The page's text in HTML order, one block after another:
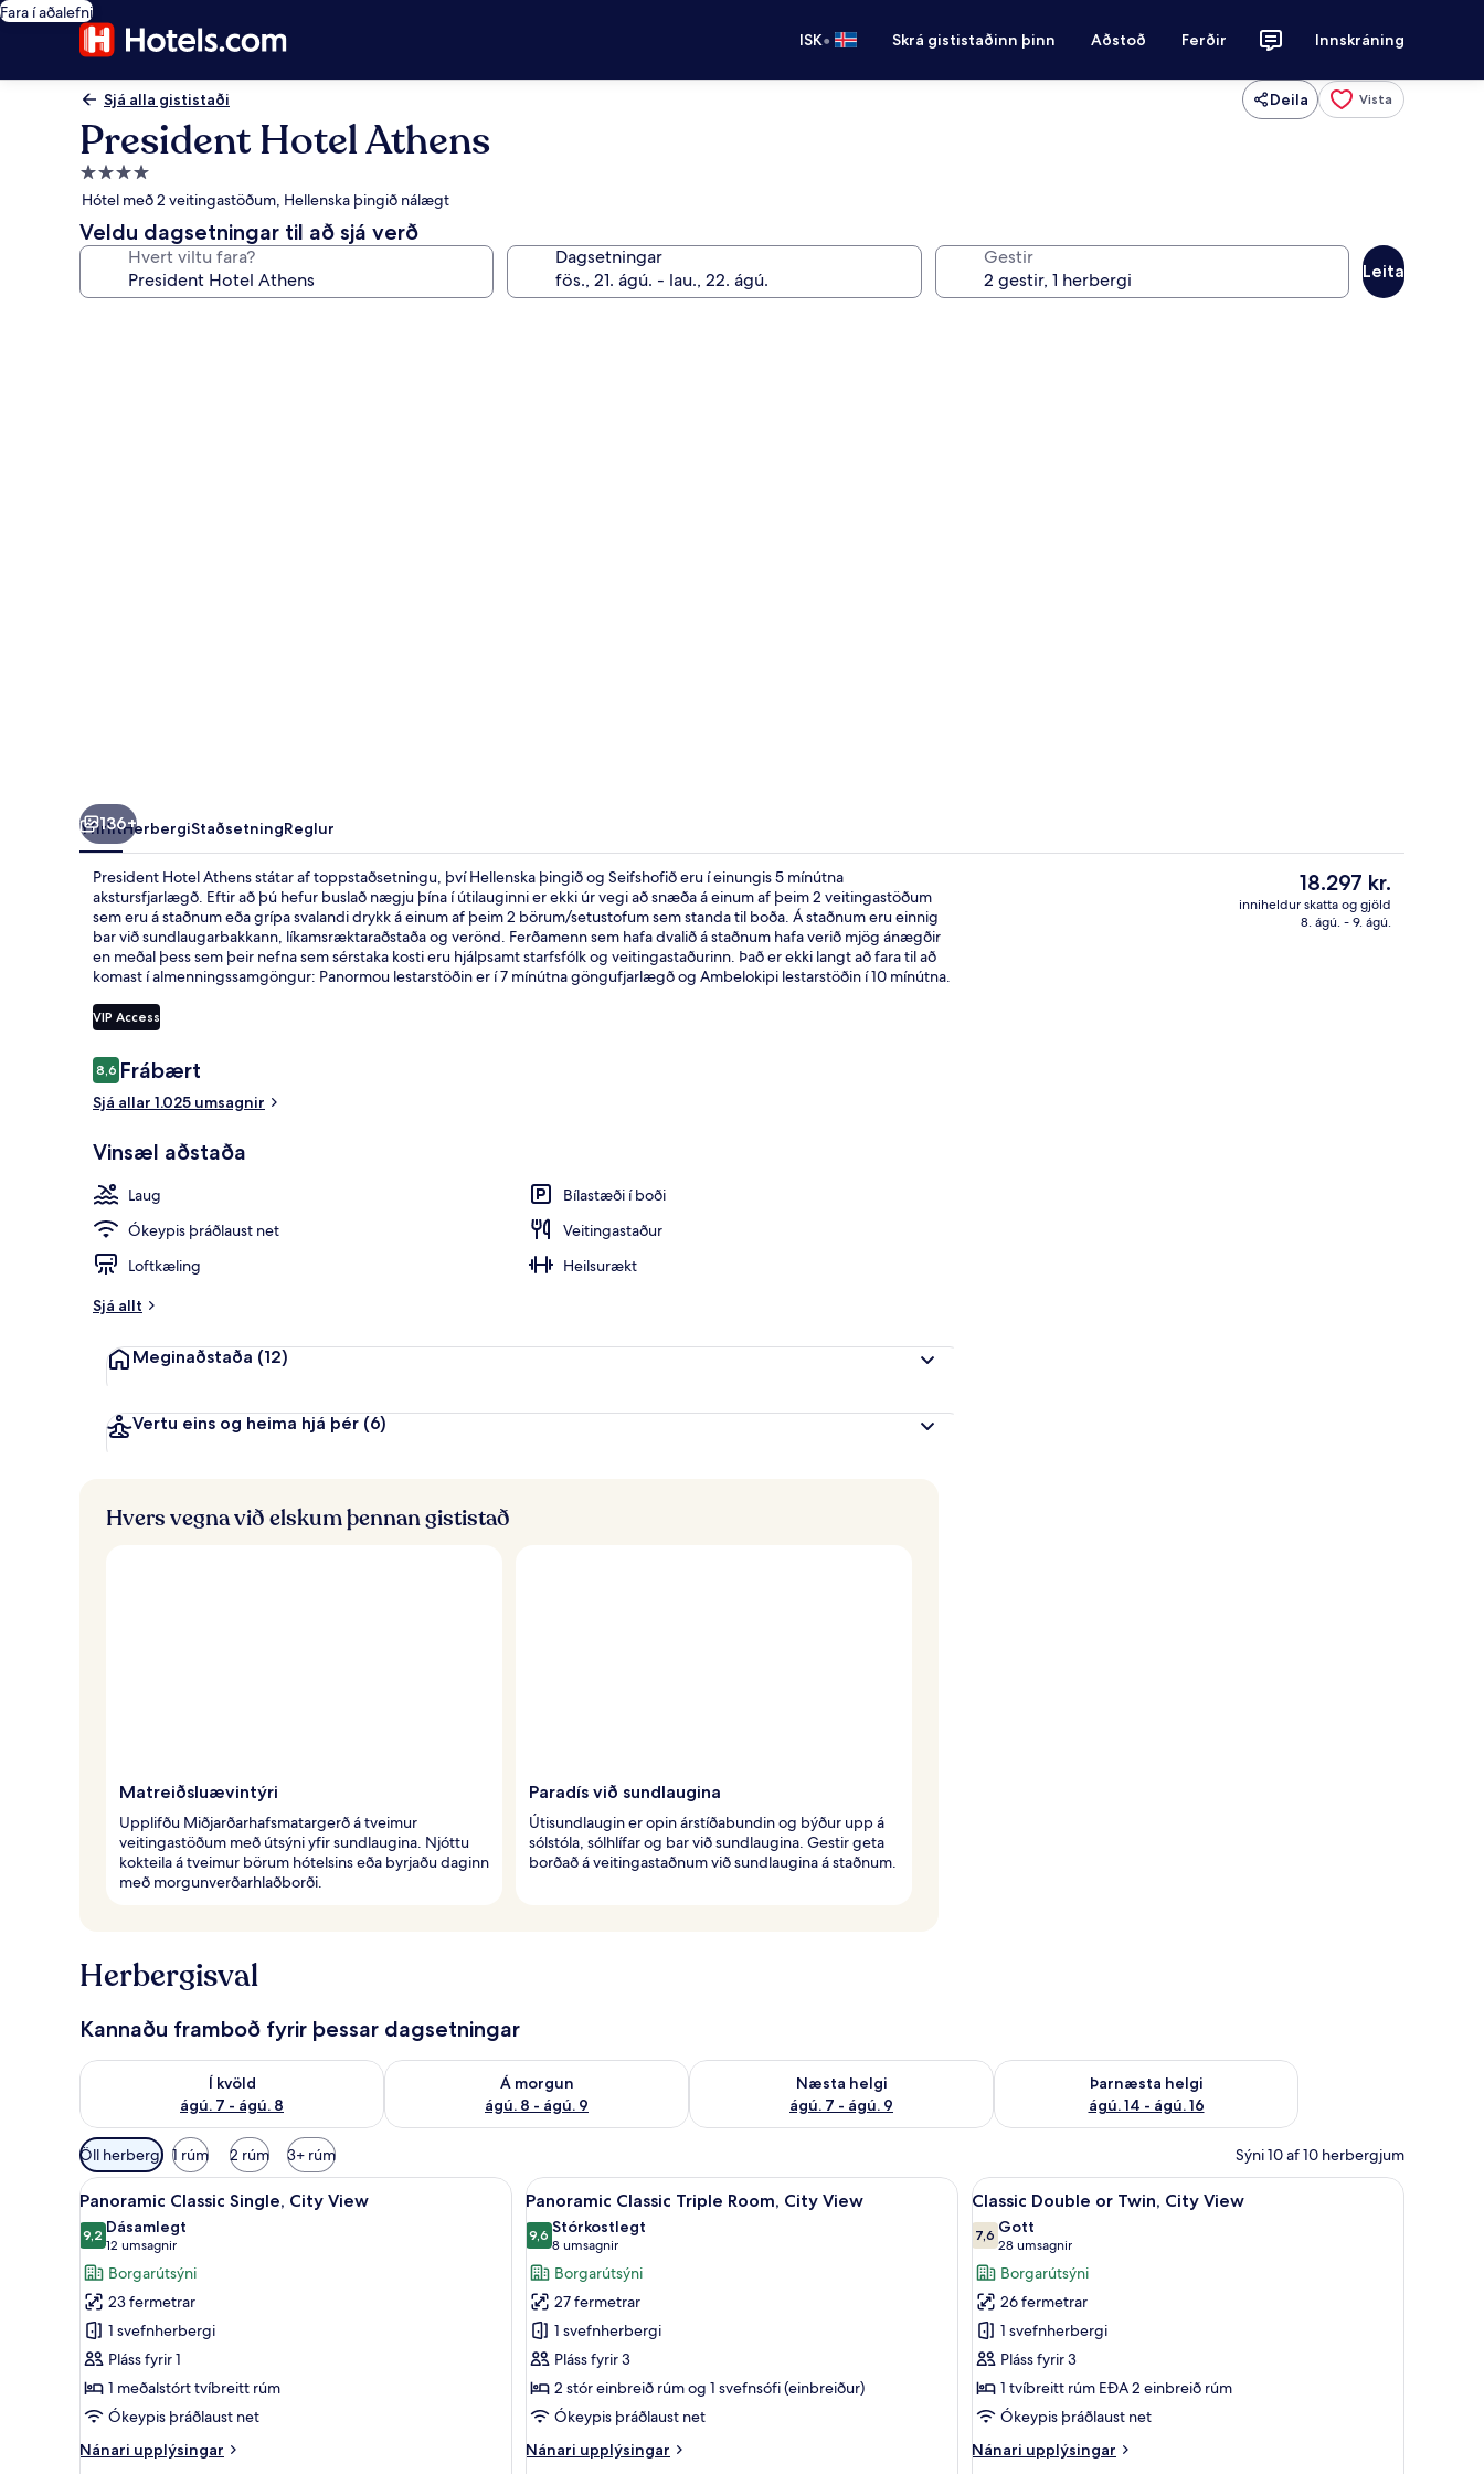
Fara í aðalefni
ISK• Skrá gististaðinn þinn Aðstoð Ferðir Innskráning
Sjá alla gististaði Deila Vista
President Hotel Athens
4.0
stjörnu
gististaður
Hótel með 2 veitingastöðum, Hellenska þingið nálægt
Veldu dagsetningar til að sjá verð
Hvert viltu fara? Dagsetningar Gestir
Leita
Framhlið gististaðar – að kvöld-/næturlagi Verönd/útipallur
136+
YfirlitHerbergiStaðsetningReglur
President Hotel Athens státar af toppstaðsetningu, því Hellenska þingið og Seifshofið eru í einungis 5 mínútna
akstursfjarlægð. Eftir að þú hefur buslað nægju þína í útilauginni er ekki úr vegi að snæða á einum af þeim 2 veitingastöðum
sem eru á staðnum eða grípa svalandi drykk á einum af þeim 2 börum/setustofum sem standa til boða. Á staðnum eru einnig
bar við sundlaugarbakkann, líkamsræktaraðstaða og verönd. Ferðamenn sem hafa dvalið á staðnum hafa verið mjög ánægðir
en meðal þess sem þeir nefna sem sérstaka kosti eru hjálpsamt starfsfólk og veitingastaðurinn. Það er ekki langt að fara til að
komast í almenningssamgöngur: Panormou lestarstöðin er í 7 mínútna göngufjarlægð og Ambelokipi lestarstöðin í 10 mínútna.
VIP Access
Umsagnir
8,68,6 af 10
Frábært
Sjá allar 1.025 umsagnir
Vinsæl aðstaða
Laug
Bílastæði í boði
Ókeypis þráðlaust net
Veitingastaður
Loftkæling
Heilsurækt
Sjá allt
Meginaðstaða (12)
Vertu eins og heima hjá þér (6)
Núverandi
verð
er
18.297 kr.
inniheldur skatta og gjöld
8. ágú. - 9. ágú.
Hvers vegna við elskum þennan gististað
Matreiðsluævintýri
Upplifðu Miðjarðarhafsmatargerð á tveimur
veitingastöðum með útsýni yfir sundlaugina. Njóttu
kokteila á tveimur börum hótelsins eða byrjaðu daginn
með morgunverðarhlaðborði.
Paradís við sundlaugina
Útisundlaugin er opin árstíðabundin og býður upp á
sólstóla, sólhlífar og bar við sundlaugina. Gestir geta
borðað á veitingastaðnum við sundlaugina á staðnum.
Herbergisval
Kannaðu framboð fyrir þessar dagsetningar
Í kvöld
ágú. 7 - ágú. 8
Athuga framboð í kvöld ágú. 7 - ágú. 8
Á morgun
ágú. 8 - ágú. 9
Athuga framboð á morgun ágú. 8 - ágú. 9
Næsta helgi
ágú. 7 - ágú. 9
Athuga framboð næstu helgi ágú. 7 - ágú. 9
Þarnæsta helgi
ágú. 14 - ágú. 16
Athuga framboð þarnæstu helgi ágú. 14 - ágú. 16
Síur
í
boði
fyrir
herbergi
Öll herbergi 1 rúm 2 rúm 3+ rúm Sýni 10 af 10 herbergjum
Skoða
allar
myndir
fyrir
Panoramic
Classic
Single,
City
View
Panoramic Classic Single, City View | Ofnæmisprófaður sængurfatnaður, öryggishólf í herbergi
8
Panoramic Classic Single, City View
9,29,2 af 10
Dásamlegt
12 umsagnir
(12
umsagnir)
Borgarútsýni
23 fermetrar
1 svefnherbergi
Pláss fyrir 1
1 meðalstórt tvíbreitt rúm
Ókeypis þráðlaust net
Nánari upplýsingar
Nánari
Skoða
allar
myndir
fyrir
Panoramic
Classic
Triple
Room,
City
View
Panoramic Classic Triple Room, City View | Ofnæmisprófaður sængurfatnaður, öryggishólf í herbergi
11
Panoramic Classic Triple Room, City View
9,69,6 af 10
Stórkostlegt
8 umsagnir
(8
umsagnir)
Borgarútsýni
27 fermetrar
1 svefnherbergi
Pláss fyrir 3
2 stór einbreið rúm og 1 svefnsófi (einbreiður)
Ókeypis þráðlaust net
Nánari upplýsingar
Nánari
Skoða
allar
myndir
fyrir
Classic
Double
or
Twin,
City
View
Classic Double or Twin, City View |
8
Classic Double or Twin, City View
7,67,6 af 10
Gott
28 umsagnir
(28
umsagnir)
Borgarútsýni
26 fermetrar
1 svefnherbergi
Pláss fyrir 3
1 tvíbreitt rúm EÐA 2 einbreið rúm
Ókeypis þráðlaust net
Nánari upplýsingar
Nánari